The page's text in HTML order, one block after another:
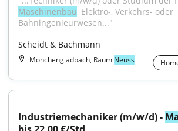
Maschinenbau, Elektro-, Verkehrs- oder
Bahningenieurwesen..."
Scheidt & Bachmann
Mönchengladbach, Raum Neuss
Industriemechaniker (m/w/d) -